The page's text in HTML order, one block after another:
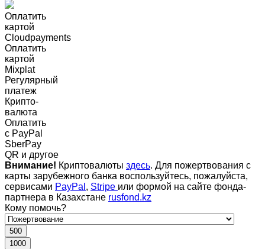
Оплатить
картой
Cloudpayments
Оплатить
картой
Mixplat
Регулярный
платеж
Крипто-
валюта
Оплатить
c PayPal
SberPay
QR и другое
Внимание! Криптовалюты здесь. Для пожертвования с
карты зарубежного банка воспользуйтесь, пожалуйста,
сервисами PayPal , Stripe или формой на сайте фонда-
партнера в Казахстане rusfond.kz
Кому помочь?
500
1000